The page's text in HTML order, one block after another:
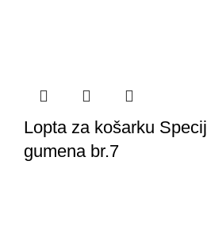
Lopta za košarku
gumena br.7